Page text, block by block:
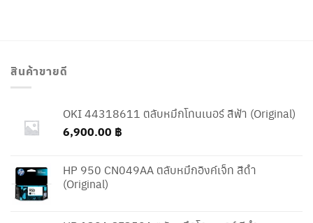
สินค้าขายดี
OKI 44318611 ตลับหมึกโทนเนอร์ สีฟ้า (Original)
6,900.00 ฿
HP 950 CN049AA ตลับหมึกอิงค์เจ็ท สีดำ
(Original)